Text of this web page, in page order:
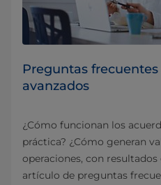
Preguntas
avanzados
¿Cómo funcionan los
práctica? ¿Cómo generan
operaciones, con
artículo de preguntas